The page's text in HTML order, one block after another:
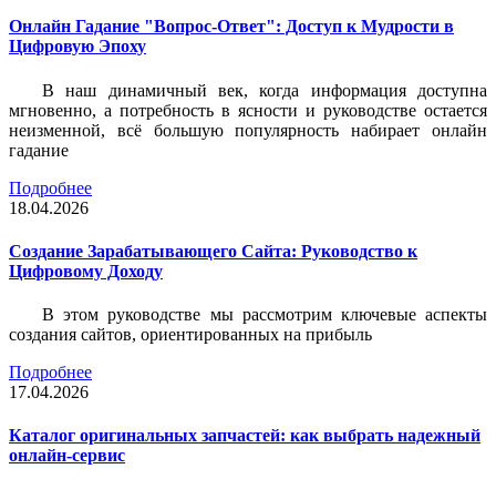
Онлайн Гадание "Вопрос-Ответ": Доступ к Мудрости в
Цифровую Эпоху
В наш динамичный век, когда информация доступна
мгновенно, а потребность в ясности и руководстве остается
неизменной, всё большую популярность набирает онлайн
гадание
Подробнее
18.04.2026
Создание Зарабатывающего Сайта: Руководство к
Цифровому Доходу
В этом руководстве мы рассмотрим ключевые аспекты
создания сайтов, ориентированных на прибыль
Подробнее
17.04.2026
Каталог оригинальных запчастей: как выбрать надежный
онлайн-сервис